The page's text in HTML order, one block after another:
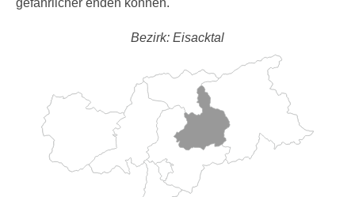
gefährlicher enden können.
Bezirk: Eisacktal